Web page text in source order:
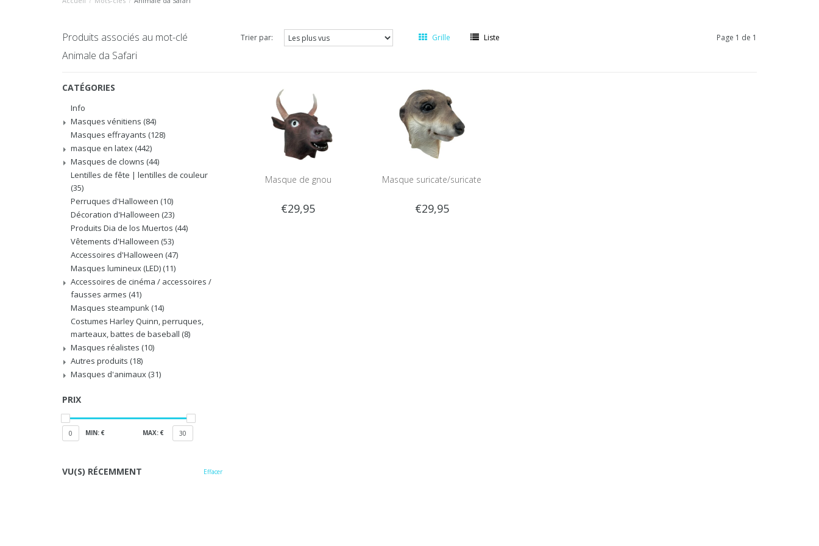
Produits associés au mot-clé
Animale da Safari
Trier par: Grille Liste Page 1 de 1
CATÉGORIES
Info
Masques vénitiens (84)
Masques effrayants (128)
masque en latex (442)
Masques de clowns (44)
Lentilles de fête | lentilles de couleur
(35)
Perruques d'Halloween (10)
Décoration d'Halloween (23)
Produits Dia de los Muertos (44)
Vêtements d'Halloween (53)
Accessoires d'Halloween (47)
Masques lumineux (LED) (11)
Accessoires de cinéma / accessoires /
fausses armes (41)
Masques steampunk (14)
Costumes Harley Quinn, perruques,
marteaux, battes de baseball (8)
Masques réalistes (10)
Autres produits (18)
Masques d'animaux (31)
PRIX
0 MIN: € MAX: € 30
VU(S) RÉCEMMENT Effacer
Masque de gnou
€29,95
Masque suricate/suricate
€29,95